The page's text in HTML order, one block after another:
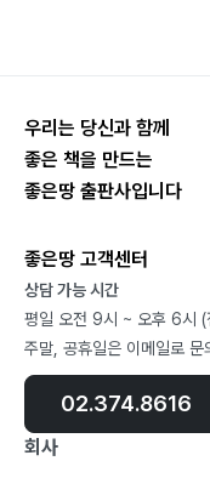
(3단계) 한 꼭지 글
5개월 실전 책 쓰기
주제를 먼저 구상하
목차는 간결하게 최
책의 생명은 미모는
책은, 모든 것은 마무
책을 좀 쉽게 쓰면서
자신만의 의식이나
한 권의 책을 쓰면 삶
우리는 당신과 함께
좋은 책을 만드는
좋은땅 출판사입니다
좋은땅 고객센터
상담 가능 시간
평일 오전 9시 ~ 오후 6시 (
주말, 공휴일은 이메일로 문
02.374.8616
회사